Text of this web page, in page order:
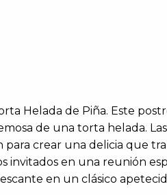
Helada de Piña. Este
de una torta helada. Las
para crear una delicia que
invitados en una reunión
en un clásico